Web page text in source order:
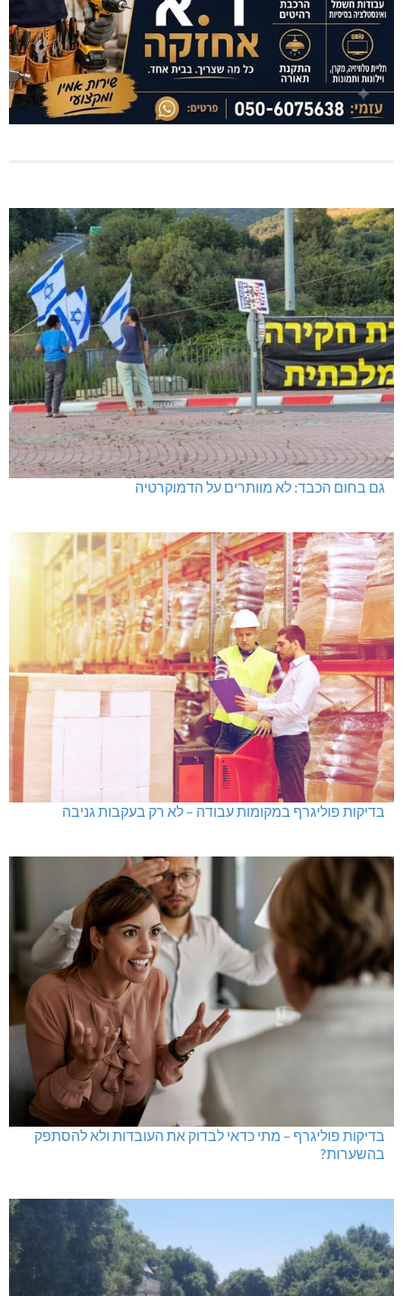
גם בחום הכבד: לא מוותרים על הדמוקרטיה
בדיקות פוליגרף במקומות עבודה – לא רק בעקבות גניבה
בדיקות פוליגרף – מתי כדאי לבדוק את העובדות ולא להסתפק
בהשערות?